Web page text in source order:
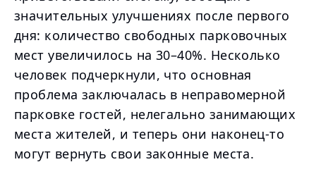
значительных улучшениях после первого
дня: количество свободных парковочных
мест увеличилось на 30–40%. Несколько
человек подчеркнули, что основная
проблема заключалась в неправомерной
парковке гостей, нелегально занимающих
места жителей, и теперь они наконец-то
могут вернуть свои законные места.